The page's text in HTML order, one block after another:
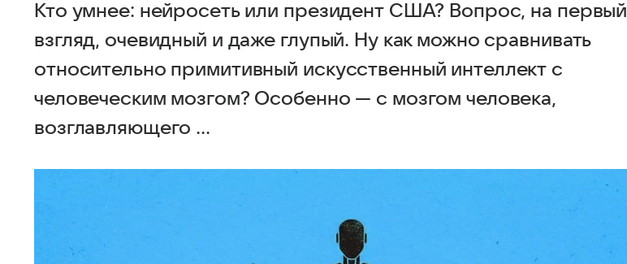
Кто умнее: нейросеть или президент США? Вопрос, на первый
взгляд, очевидный и даже глупый. Ну как можно сравнивать
относительно примитивный искусственный интеллект с
человеческим мозгом? Особенно — с мозгом человека,
возглавляющего ...